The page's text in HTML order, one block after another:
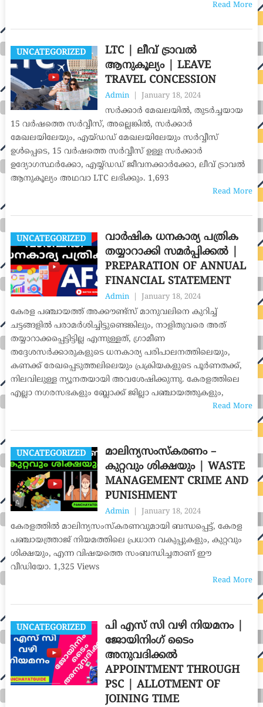
Read More
UNCATEGORIZED
LTC | ലീവ് ട്രാവൽ
ആനുകൂല്യം | LEAVE
TRAVEL CONCESSION
Admin January 18, 2024
സർക്കാർ മേഖലയിൽ, തുടർച്ചയായ
15 വർഷത്തെ സർവ്വീസ്, അല്ലെങ്കിൽ, സർക്കാർ
മേഖലയിലേയും, എയ്ഡഡ് മേഖലയിലേയും സർവ്വീസ്
ഉൾപ്പെടെ, 15 വർഷത്തെ സർവ്വീസ് ഉള്ള സർക്കാർ
ഉദ്യോഗസ്ഥർക്കോ, എയ്യ്ഡഡ് ജീവനക്കാർക്കോ, ലീവ് ട്രാവൽ
ആനുകൂല്യം അഥവാ LTC ലഭിക്കും. 1,693
Read More
UNCATEGORIZED
വാർഷിക ധനകാര്യ പത്രിക
തയ്യാറാക്കി സമർപ്പിക്കൽ |
PREPARATION OF ANNUAL
FINANCIAL STATEMENT
Admin January 18, 2024
കേരള പഞ്ചായത്ത് അക്കൗണ്ട്സ് മാനുവലിനെ കുറിച്ച്
ചട്ടങ്ങളിൽ പരാമർശിച്ചിട്ടുണ്ടെങ്കിലും, നാളിതുവരെ അത്
തയ്യാറാക്കപ്പെട്ടിട്ടില്ല എന്നുള്ളത്, ഗ്രാമീണ
തദ്ദേശസർക്കാരുകളുടെ ധനകാര്യ പരിപാലനത്തിലെയും,
കണക്ക് രേഖപ്പെടുത്തലിലെയും പ്രക്രിയകളുടെ പൂർണതക്ക്,
നിലവിലുള്ള ന്യൂനതയായി അവശേഷിക്കുന്നു. കേരളത്തിലെ
എല്ലാ നഗരസഭകളും ബ്ലോക്ക് ജില്ലാ പഞ്ചായത്തുകളും,
Read More
UNCATEGORIZED
മാലിന്യസംസ്കരണം –
കുറ്റവും ശിക്ഷയും | WASTE
MANAGEMENT CRIME AND
PUNISHMENT
Admin January 18, 2024
കേരളത്തിൽ മാലിന്യസംസ്കരണവുമായി ബന്ധപ്പെട്ട്, കേരള
പഞ്ചായത്ത്രാജ് നിയമത്തിലെ പ്രധാന വകുപ്പുകളും, കുറ്റവും
ശിക്ഷയും, എന്ന വിഷയത്തെ സംബന്ധിച്ചതാണ് ഈ
വീഡിയോ. 1,325 Views
Read More
UNCATEGORIZED
പി എസ് സി വഴി നിയമനം |
ജോയിനിംഗ് ടൈം
അനുവദിക്കൽ
APPOINTMENT THROUGH
PSC | ALLOTMENT OF
JOINING TIME